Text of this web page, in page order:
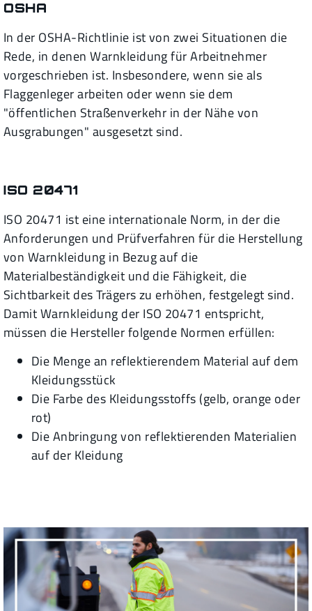
OSHA
In der OSHA-Richtlinie ist von zwei Situationen die
Rede, in denen Warnkleidung für Arbeitnehmer
vorgeschrieben ist. Insbesondere, wenn sie als
Flaggenleger arbeiten oder wenn sie dem
"öffentlichen Straßenverkehr in der Nähe von
Ausgrabungen" ausgesetzt sind.
ISO 20471
ISO 20471 ist eine internationale Norm, in der die
Anforderungen und Prüfverfahren für die Herstellung
von Warnkleidung in Bezug auf die
Materialbeständigkeit und die Fähigkeit, die
Sichtbarkeit des Trägers zu erhöhen, festgelegt sind.
Damit Warnkleidung der ISO 20471 entspricht,
müssen die Hersteller folgende Normen erfüllen:
Die Menge an reflektierendem Material auf dem
Kleidungsstück
Die Farbe des Kleidungsstoffs (gelb, orange oder
rot)
Die Anbringung von reflektierenden Materialien
auf der Kleidung